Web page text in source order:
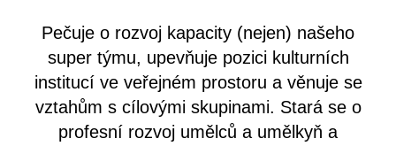
Pečuje o rozvoj kapacity (nejen) našeho
super týmu, upevňuje pozici kulturních
institucí ve veřejném prostoru a věnuje se
vztahům s cílovými skupinami. Stará se o
profesní rozvoj umělců a umělkyň a